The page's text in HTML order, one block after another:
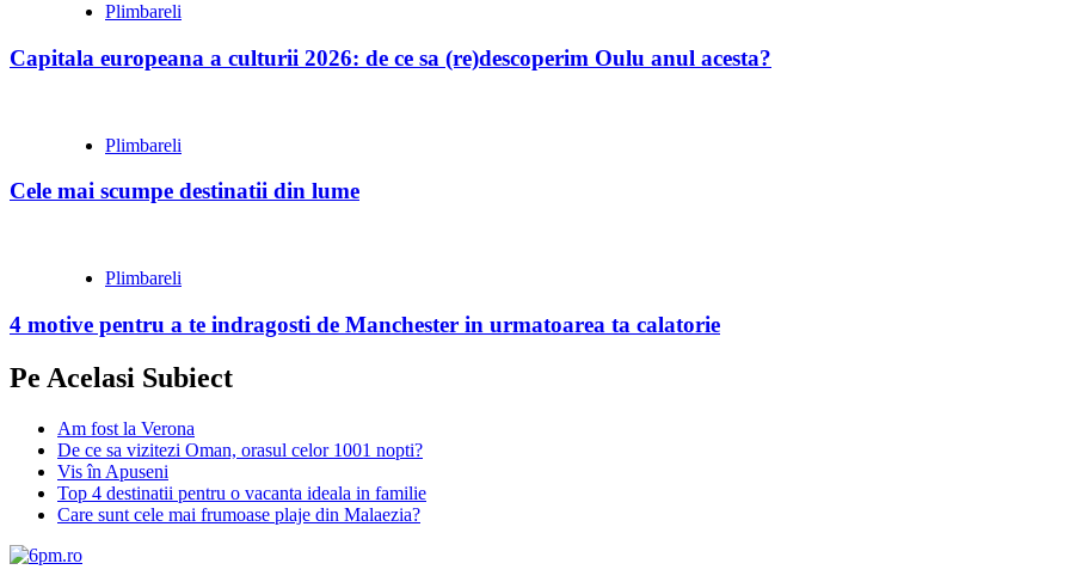
Plimbareli
Capitala europeana a culturii 2026: de ce sa (re)descoperim Oulu anul acesta?
Plimbareli
Cele mai scumpe destinatii din lume
Plimbareli
4 motive pentru a te indragosti de Manchester in urmatoarea ta calatorie
Pe Acelasi Subiect
Am fost la Verona
De ce sa vizitezi Oman, orasul celor 1001 nopti?
Vis în Apuseni
Top 4 destinatii pentru o vacanta ideala in familie
Care sunt cele mai frumoase plaje din Malaezia?